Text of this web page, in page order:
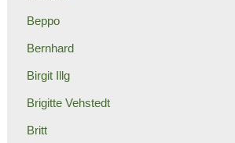
Beppo
Bernhard
Birgit Illg
Brigitte Vehstedt
Britt